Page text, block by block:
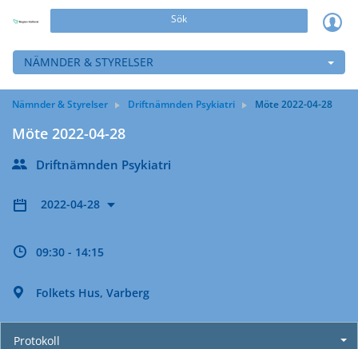
Sök
NÄMNDER & STYRELSER
Nämnder & Styrelser Driftnämnden Psykiatri Möte 2022-04-28
Möte 2022-04-28
Driftnämnden Psykiatri
2022-04-28
09:30 - 14:15
Folkets Hus, Varberg
Protokoll